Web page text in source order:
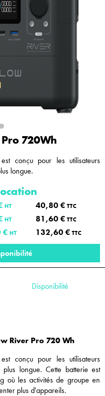
720Wh
conçu pour les utilisateurs
longue.
HT 40,80 € TTC
HT 81,60 € TTC
€ HT 132,60 € TTC
Disponibilité
River Pro 720 Wh
conçu pour les utilisateurs
longue. Cette batterie est
où les activités de groupe en
plus d'appareils.